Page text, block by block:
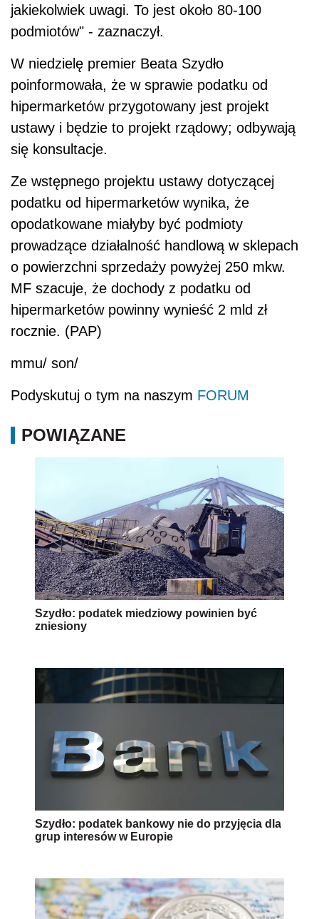
jakiekolwiek uwagi. To jest około 80-100
podmiotów" - zaznaczył.
W niedzielę premier Beata Szydło
poinformowała, że w sprawie podatku od
hipermarketów przygotowany jest projekt
ustawy i będzie to projekt rządowy; odbywają
się konsultacje.
Ze wstępnego projektu ustawy dotyczącej
podatku od hipermarketów wynika, że
opodatkowane miałyby być podmioty
prowadzące działalność handlową w sklepach
o powierzchni sprzedaży powyżej 250 mkw.
MF szacuje, że dochody z podatku od
hipermarketów powinny wynieść 2 mld zł
rocznie. (PAP)
mmu/ son/
Podyskutuj o tym na naszym FORUM
POWIĄZANE
Szydło: podatek miedziowy powinien być
zniesiony
Szydło: podatek bankowy nie do przyjęcia dla
grup interesów w Europie